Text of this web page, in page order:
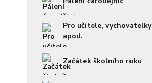
Pro učitele, vychovatelky
apod.
Začátek školního roku